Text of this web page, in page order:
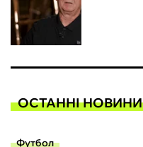
ОСТАННІ НОВИНИ
Футбол